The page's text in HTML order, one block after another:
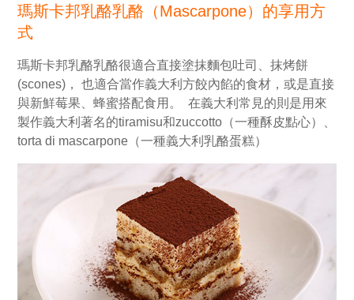
瑪斯卡邦乳酪乳酪（Mascarpone）的享用方
式
瑪斯卡邦乳酪乳酪很適合直接塗抹麵包吐司、抹烤餅
(scones)， 也適合當作義大利方餃內餡的食材，或是直接
與新鮮莓果、蜂蜜搭配食用。 在義大利常見的則是用來
製作義大利著名的tiramisu和zuccotto（一種酥皮點心）、
torta di mascarpone（一種義大利乳酪蛋糕）